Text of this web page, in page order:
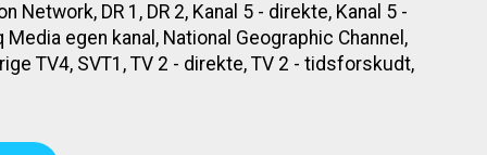
Network, DR 1, DR 2, Kanal 5 - direkte, Kanal 5 -
egen kanal, National Geographic Channel,
TV4, SVT1, TV 2 - direkte, TV 2 - tidsforskudt,